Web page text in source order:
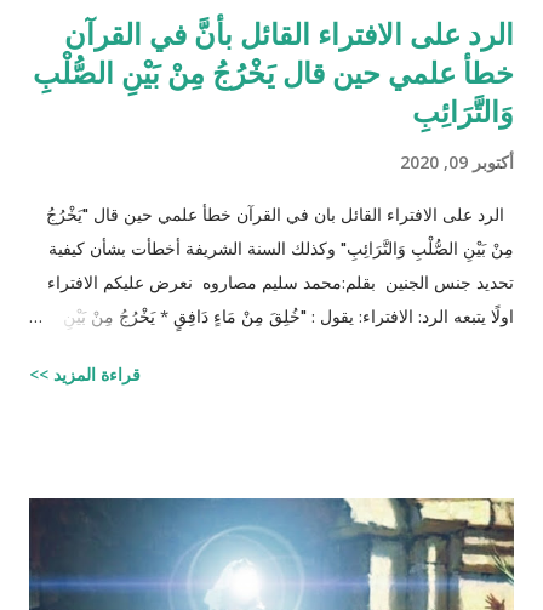
الرد على الافتراء القائل بأنَّ في القرآن
خطأ علمي حين قال يَخْرُجُ مِنْ بَيْنِ الصُّلْبِ
وَالتَّرَائِبِ
أكتوبر 09, 2020
الرد على الافتراء القائل بان في القرآن خطأ علمي حين قال "يَخْرُجُ
مِنْ بَيْنِ الصُّلْبِ وَالتَّرَائِبِ" وكذلك السنة الشريفة أخطأت بشأن كيفية
تحديد جنس الجنين بقلم:محمد سليم مصاروه نعرض عليكم الافتراء
اولًا يتبعه الرد: الافتراء: يقول : "خُلِقَ مِنْ مَاءٍ دَافِقٍ * يَخْرُجُ مِنْ بَيْنِ
المنطقة الصدرية عندها ( الترائب ) , و لا يتكون مني الرجل من منطقته
الصدريّة أيضاً ( الصلب ) هو يتكون في الخصيتين خارج البطن بعيداً عن
منطقة الصدر !! وهذا ايضاً حديث صحيح يوضح مقصد الآية اكثر :" ماء
قراءة المزيد >>